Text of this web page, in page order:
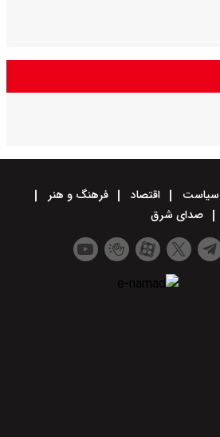
سیاست اقتصاد
فرهنگ و هنر
صدای شرق